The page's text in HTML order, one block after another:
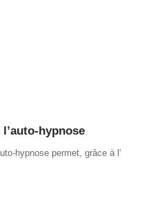
hypnose
hypnose permet, grâce à l'